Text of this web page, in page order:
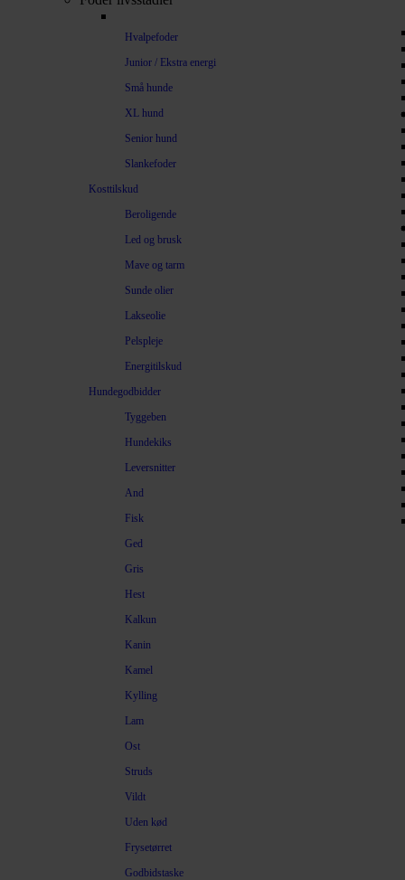
Hvalpefoder
Junior / Ekstra energi
Små hunde
XL hund
Senior hund
Slankefoder
Kosttilskud
Beroligende
Led og brusk
Mave og tarm
Sunde olier
Lakseolie
Pelspleje
Energitilskud
Hundegodbidder
Tyggeben
Hundekiks
Leversnitter
And
Fisk
Ged
Gris
Hest
Kalkun
Kanin
Kamel
Kylling
Lam
Ost
Struds
Vildt
Uden kød
Frysetørret
Godbidstaske